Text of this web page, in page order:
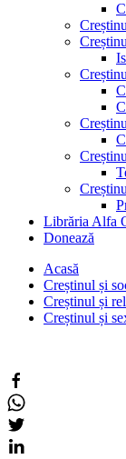
Librăria Alfa
Donează
Acasă
Creștinul și
Creștinul și
Creștinul și